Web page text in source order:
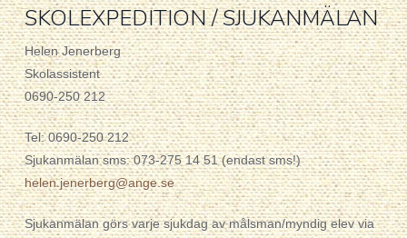
SKOLEXPEDITION / SJUKANMÄLAN
Helen Jenerberg
Skolassistent
0690-250 212
Tel: 0690-250 212
Sjukanmälan sms: 073-275 14 51 (endast sms!)
helen.jenerberg@ange.se
Sjukanmälan görs varje sjukdag av målsman/myndig elev via